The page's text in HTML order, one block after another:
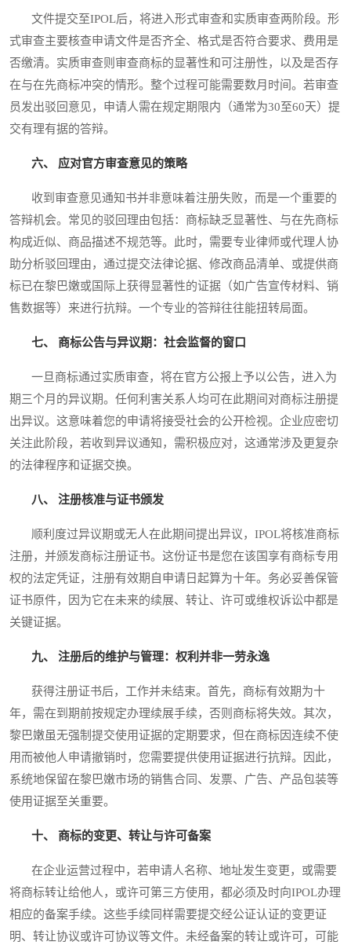
文件提交至IPOL后，将进入形式审查和实质审查两阶段。形
式审查主要核查申请文件是否齐全、格式是否符合要求、费用是
否缴清。实质审查则审查商标的显著性和可注册性，以及是否存
在与在先商标冲突的情形。整个过程可能需要数月时间。若审查
员发出驳回意见，申请人需在规定期限内（通常为30至60天）提
交有理有据的答辩。
六、 应对官方审查意见的策略
收到审查意见通知书并非意味着注册失败，而是一个重要的
答辩机会。常见的驳回理由包括：商标缺乏显著性、与在先商标
构成近似、商品描述不规范等。此时，需要专业律师或代理人协
助分析驳回理由，通过提交法律论据、修改商品清单、或提供商
标已在黎巴嫩或国际上获得显著性的证据（如广告宣传材料、销
售数据等）来进行抗辩。一个专业的答辩往往能扭转局面。
七、 商标公告与异议期：社会监督的窗口
一旦商标通过实质审查，将在官方公报上予以公告，进入为
期三个月的异议期。任何利害关系人均可在此期间对商标注册提
出异议。这意味着您的申请将接受社会的公开检视。企业应密切
关注此阶段，若收到异议通知，需积极应对，这通常涉及更复杂
的法律程序和证据交换。
八、 注册核准与证书颁发
顺利度过异议期或无人在此期间提出异议，IPOL将核准商标
注册，并颁发商标注册证书。这份证书是您在该国享有商标专用
权的法定凭证，注册有效期自申请日起算为十年。务必妥善保管
证书原件，因为它在未来的续展、转让、许可或维权诉讼中都是
关键证据。
九、 注册后的维护与管理：权利并非一劳永逸
获得注册证书后，工作并未结束。首先，商标有效期为十
年，需在到期前按规定办理续展手续，否则商标将失效。其次，
黎巴嫩虽无强制提交使用证据的定期要求，但在商标因连续不使
用而被他人申请撤销时，您需要提供使用证据进行抗辩。因此，
系统地保留在黎巴嫩市场的销售合同、发票、广告、产品包装等
使用证据至关重要。
十、 商标的变更、转让与许可备案
在企业运营过程中，若申请人名称、地址发生变更，或需要
将商标转让给他人，或许可第三方使用，都必须及时向IPOL办理
相应的备案手续。这些手续同样需要提交经公证认证的变更证
明、转让协议或许可协议等文件。未经备案的转让或许可，可能